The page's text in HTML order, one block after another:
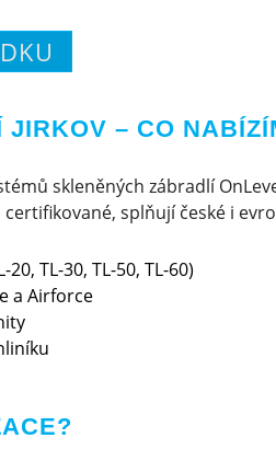
– CO
skleněných zábradlí
splňují české i
TL-30, TL-50, TL-60)
a Airforce